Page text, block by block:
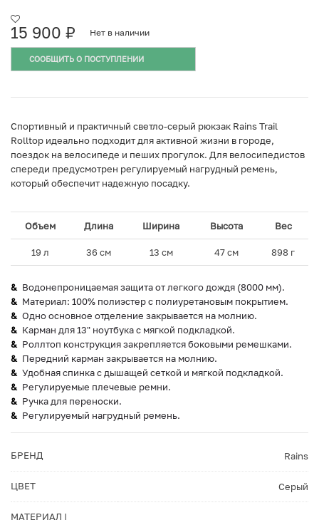
15 900 ₽ Нет в наличии
СООБЩИТЬ О ПОСТУПЛЕНИИ
Спортивный и практичный светло-серый рюкзак Rains Trail
Rolltop идеально подходит для активной жизни в городе,
поездок на велосипеде и пеших прогулок. Для велосипедистов
спереди предусмотрен регулируемый нагрудный ремень,
который обеспечит надежную посадку.
Объем Длина Ширина Высота Вес
19 л 36 см 13 см 47 см 898 г
Водонепроницаемая защита от легкого дождя (8000 мм).
Материал: 100% полиэстер с полиуретановым покрытием.
Одно основное отделение закрывается на молнию.
Карман для 13" ноутбука с мягкой подкладкой.
Роллтоп конструкция закрепляется боковыми ремешками.
Передний карман закрывается на молнию.
Удобная спинка с дышащей сеткой и мягкой подкладкой.
Регулируемые плечевые ремни.
Ручка для переноски.
Регулируемый нагрудный ремень.
БРЕНД Rains
ЦВЕТ Серый
МАТЕРИАЛ |